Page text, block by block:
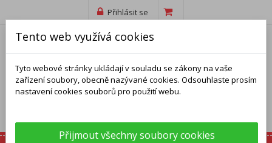
Přihlásit se
Tento web využívá cookies
Tyto webové stránky ukládají v souladu se zákony na vaše
zařízení soubory, obecně nazývané cookies. Odsouhlaste prosím
nastavení cookies souborů pro použití webu.
Přijmout všechny soubory cookies